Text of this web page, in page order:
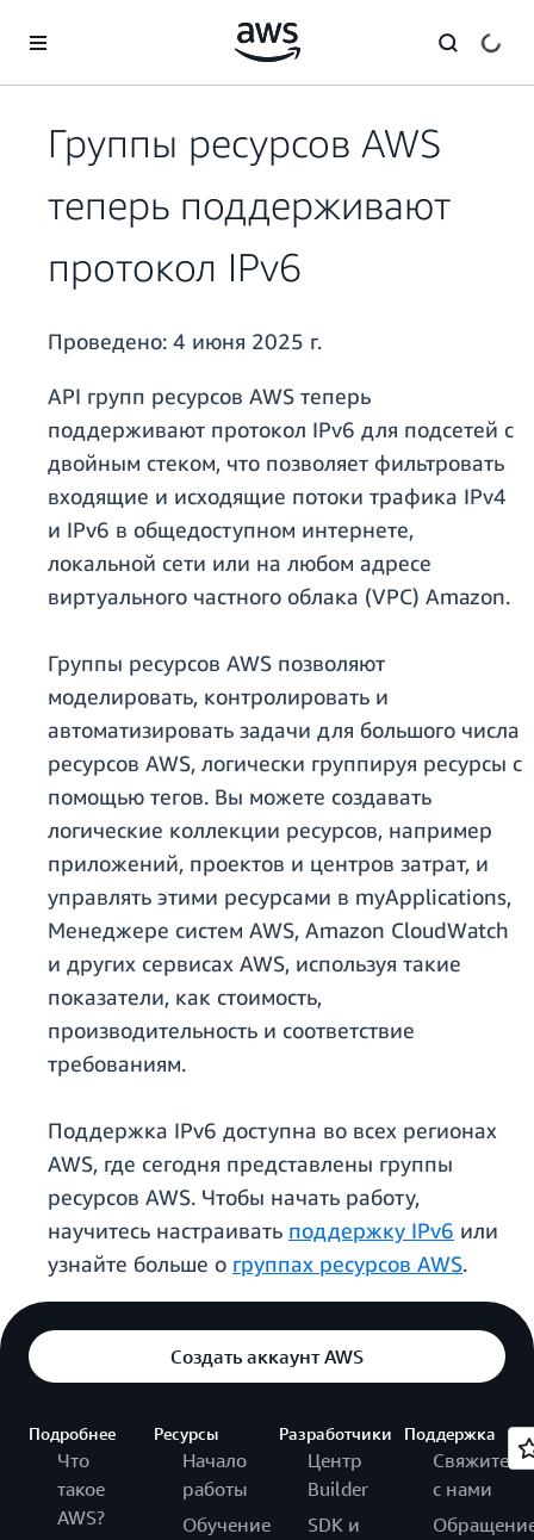
Перейти к главному контенту
Группы ресурсов AWS
теперь поддерживают
протокол IPv6
Проведено: 4 июня 2025 г.
API групп ресурсов AWS теперь
поддерживают протокол IPv6 для подсетей с
двойным стеком, что позволяет фильтровать
входящие и исходящие потоки трафика IPv4
и IPv6 в общедоступном интернете,
локальной сети или на любом адресе
виртуального частного облака (VPC) Amazon.
Группы ресурсов AWS позволяют
моделировать, контролировать и
автоматизировать задачи для большого числа
ресурсов AWS, логически группируя ресурсы с
помощью тегов. Вы можете создавать
логические коллекции ресурсов, например
приложений, проектов и центров затрат, и
управлять этими ресурсами в myApplications,
Менеджере систем AWS, Amazon CloudWatch
и других сервисах AWS, используя такие
показатели, как стоимость,
производительность и соответствие
требованиям.
Поддержка IPv6 доступна во всех регионах
AWS, где сегодня представлены группы
ресурсов AWS. Чтобы начать работу,
научитесь настраивать поддержку IPv6 или
узнайте больше о группах ресурсов AWS.
Создать аккаунт AWS
Подробнее
Что
такое
AWS?
Ресурсы
Начало
работы
Обучение
Разработчики
Центр
Builder
SDK и
Поддержка
Свяжитесь
с нами